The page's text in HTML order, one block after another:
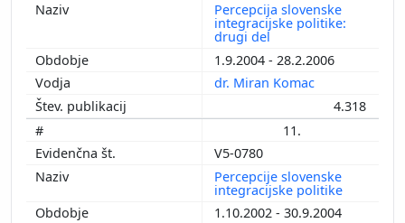
Percepcija slovenske
integracijske politike:
drugi del
1.9.2004 - 28.2.2006
dr. Miran Komac
4.318
11.
V5-0780
Percepcije slovenske
integracijske politike
1.10.2002 - 30.9.2004